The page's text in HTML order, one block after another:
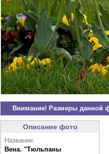
Внимание! Размеры данной
Описание фото
Название:
Вена. "Тюльпаны